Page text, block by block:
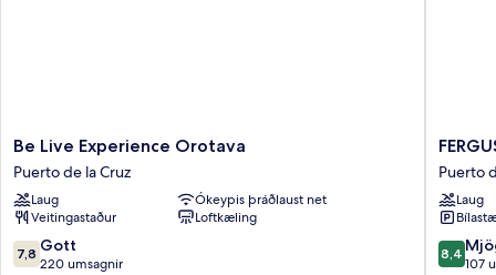
Be
Live
Experience
Orotava
Puerto
de
la
Be Live Experience Orotava
Puerto de la Cruz
Laug
Ókeypis þráðlaust net
Veitingastaður
Loftkæling
7.8
af
7,8 Gott
220 umsagnir
FERGUS
Puerto
de
la
Cruz
Puerto
de
Puerto
Laug
8.4
af
8,4
107